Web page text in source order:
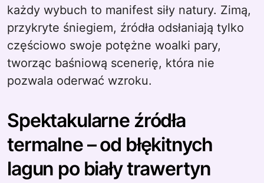
każdy wybuch to manifest siły natury. Zimą,
przykryte śniegiem, źródła odsłaniają tylko
częściowo swoje potężne woalki pary,
tworząc baśniową scenerię, która nie
pozwala oderwać wzroku.
Spektakularne źródła
termalne – od błękitnych
lagun po biały trawertyn